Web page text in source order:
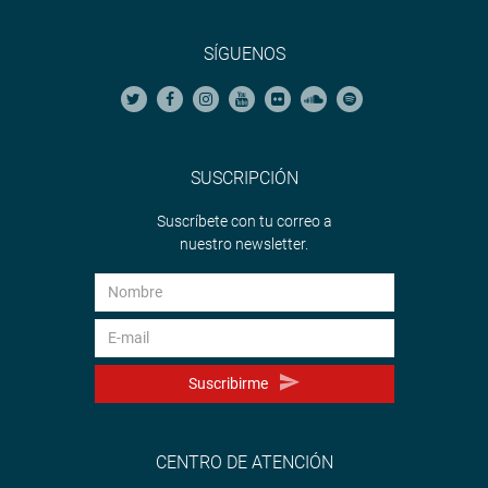
sesiones extraordinarias, en las que se evaluaron temas
de las personas con discapacidad a fin de que exista un
vivienda, educación.
Se llevaron a cabo 12 sesiones extraordinarias y
audiencias públicas en Ucayali, Loreto, Trujillo, San
Martín, Lima (provincias), Piura, Cusco, Arequipa, Tacna,
Lambayeque, Ucayali y Tumbes, en las cuales asistieron
los funcionarios del Ministerio de la Mujer, Ministerio de
Inclusión Social, además, de representantes de los
acuerdo con sus competencias con relación a los planes,
SÍGUENOS
SUSCRIPCIÓN
Suscríbete con tu correo a
nuestro newsletter.
Suscribirme
CENTRO DE ATENCIÓN